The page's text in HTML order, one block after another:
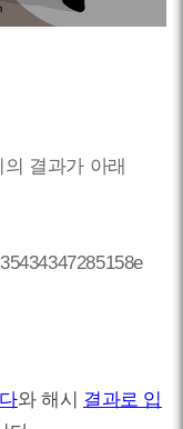
결과가 아래
와 해시 결과로 입